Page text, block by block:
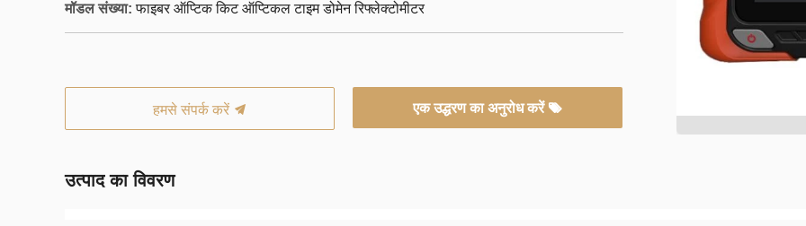
मॉडल संख्या: फाइबर ऑप्टिक किट ऑप्टिकल टाइम डोमेन रिफ्लेक्टोमीटर
हमसे संपर्क करें एक उद्धरण का अनुरोध करें
उत्पाद का विवरण